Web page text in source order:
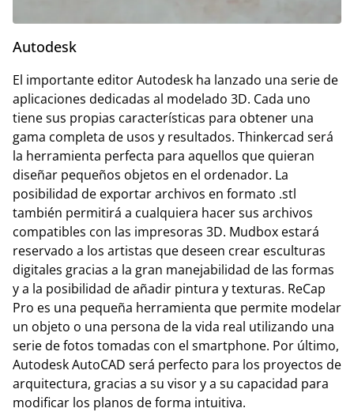
Autodesk
El importante editor Autodesk ha lanzado una serie de
aplicaciones dedicadas al modelado 3D. Cada uno
tiene sus propias características para obtener una
gama completa de usos y resultados. Thinkercad será
la herramienta perfecta para aquellos que quieran
diseñar pequeños objetos en el ordenador. La
posibilidad de exportar archivos en formato .stl
también permitirá a cualquiera hacer sus archivos
compatibles con las impresoras 3D. Mudbox estará
reservado a los artistas que deseen crear esculturas
digitales gracias a la gran manejabilidad de las formas
y a la posibilidad de añadir pintura y texturas. ReCap
Pro es una pequeña herramienta que permite modelar
un objeto o una persona de la vida real utilizando una
serie de fotos tomadas con el smartphone. Por último,
Autodesk AutoCAD será perfecto para los proyectos de
arquitectura, gracias a su visor y a su capacidad para
modificar los planos de forma intuitiva.